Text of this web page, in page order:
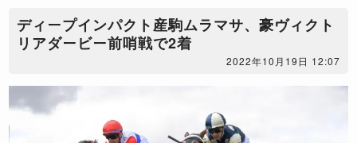
ディープインパクト産駒ムラマサ、豪ヴィクト
リアダービー前哨戦で2着
2022年10月19日 12:07